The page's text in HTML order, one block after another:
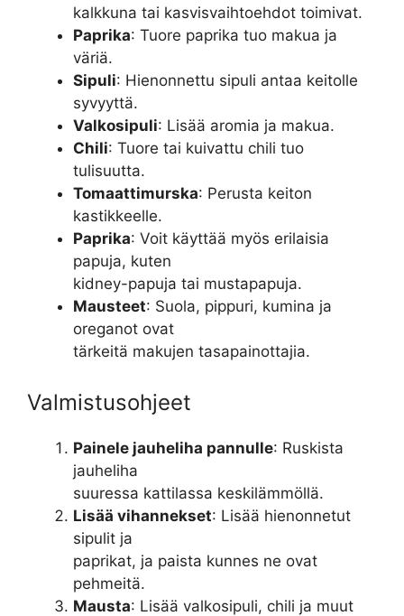
kalkkuna tai kasvisvaihtoehdot toimivat.
Paprika: Tuore paprika tuo makua ja
väriä.
Sipuli: Hienonnettu sipuli antaa keitolle
syvyyttä.
Valkosipuli: Lisää aromia ja makua.
Chili: Tuore tai kuivattu chili tuo
tulisuutta.
Tomaattimurska: Perusta keiton
kastikkeelle.
Paprika: Voit käyttää myös erilaisia
papuja, kuten
kidney-papuja tai mustapapuja.
Mausteet: Suola, pippuri, kumina ja
oreganot ovat
tärkeitä makujen tasapainottajia.
Valmistusohjeet
Painele jauheliha pannulle: Ruskista
jauheliha
suuressa kattilassa keskilämmöllä.
Lisää vihannekset: Lisää hienonnetut
sipulit ja
paprikat, ja paista kunnes ne ovat
pehmeitä.
Mausta: Lisää valkosipuli, chili ja muut